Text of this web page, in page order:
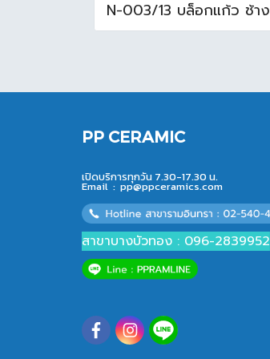
PP CERAMIC
เปิดบริการทุกวัน 7.30-17.30 น.
Email : pp@ppceramics.com
สาขาบางบัวทอง : 096-2839952